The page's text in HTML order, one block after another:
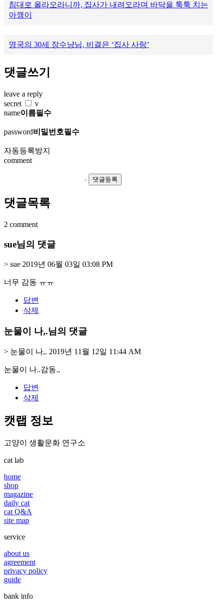
침대로 올라오라니까, 집사가 내려오라며 바닥을 툭툭 치는
아깽이
영국의 30세 장수냥님, 비결은 ‘집사 사랑’
댓글쓰기
leave a reply
secret
v
name이름필수
password비밀번호필수
자동등록방지
comment
댓글목록
2 comment
sue님의 댓글
> sue 2019년 06월 03일 03:08 PM
너무 감동 ㅠㅠ
답변
삭제
눈물이 나,.님의 댓글
> 눈물이 나,. 2019년 11월 12일 11:44 AM
눈물이 나..감동.,
답변
삭제
캣랩 정보
고양이 생활문화 연구소
cat lab
home
shop
magazine
daily cat
cat Q&A
site map
service
about us
agreement
privacy policy
guide
bank info